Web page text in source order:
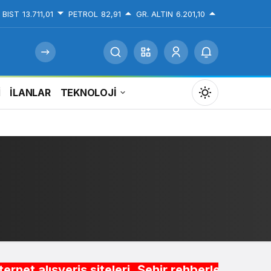
BIST 13.711,01 PETROL 82,91 GR. ALTIN 6.201,10
İLANLAR TEKNOLOJİ
Mod
değiştir